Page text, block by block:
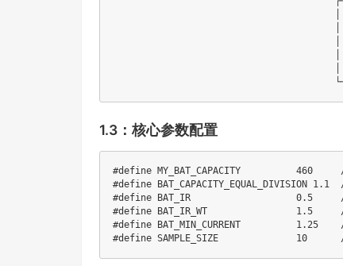
1.3：核心参数配置
#define MY_BAT_CAPACITY 460
#define BAT_CAPACITY_EQUAL_DIVISION 1.1
#define BAT_IR 0.5
#define BAT_IR_WT 1.5
#define BAT_MIN_CURRENT 1.25
#define SAMPLE_SIZE 10